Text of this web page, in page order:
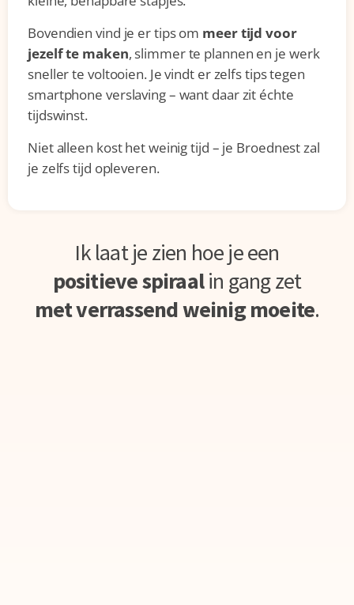
Bovendien vind je er tips om meer tijd voor
jezelf te maken, slimmer te plannen en je werk
sneller te voltooien. Je vindt er zelfs tips tegen
smartphone verslaving – want daar zit échte
tijdswinst.
Niet alleen kost het weinig tijd – je Broednest zal
je zelfs tijd opleveren.
Ik laat je zien hoe je een
positieve spiraalin gang zet
met verrassend weinig moeite.